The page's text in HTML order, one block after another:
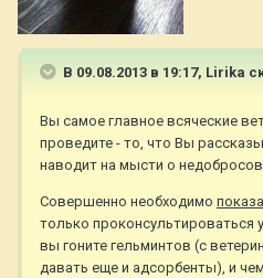
В 09.08.2013 в 19:17, Lirika
Вы самое главное всяческие
проведите - то, что Вы
наводит на мысти о
Совершенно необходимо
только проконсультироваться
вы гоните гельминтов (с
давать еще и адсорбенты), и